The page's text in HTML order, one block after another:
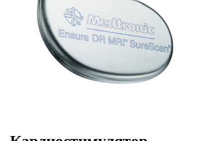
Ультразвуковая диагностика
Офтальмологическое оборудование
Хирургическое оборудование
Функциональная диагностика